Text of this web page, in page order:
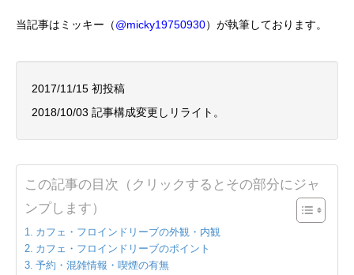
当記事はミッキー（@micky19750930）が執筆しております。
2017/11/15 初投稿
2018/10/03 記事構成変更しリライト。
この記事の目次（クリックするとその部分にジャ
ンプします）
カフェ・フロインドリーブの外観・内観
カフェ・フロインドリーブのポイント
予約・混雑情報・喫煙の有無